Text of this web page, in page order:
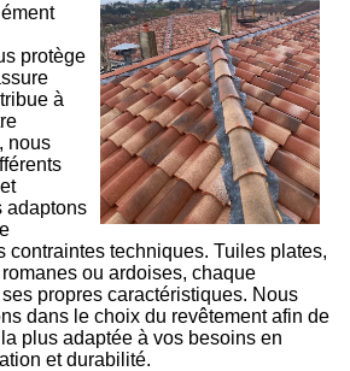
protège
à
nous
adaptons
contraintes techniques. Tuiles plates,
ou ardoises, chaque
propres caractéristiques. Nous
dans le choix du revêtement afin de
plus adaptée à vos besoins en
et durabilité.